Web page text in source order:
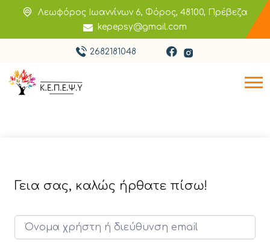
Λεωφόρος Ιωαννίνων 6, Φόρος, 48100, Πρέβεζα
kepepsy@gmail.com
2682181048
Γεια σας, καλώς ήρθατε πίσω!